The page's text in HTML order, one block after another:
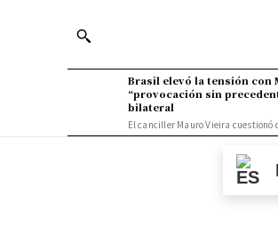
Brasil elevó la tensión con
“provocación sin
bilateral
El canciller Mauro Vieira cuestionó